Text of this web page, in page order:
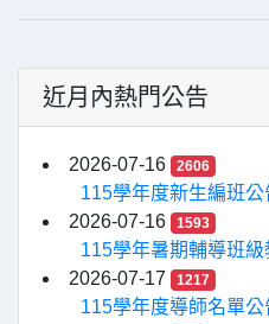
近月內熱門公告
2026-07-16 2606
115學年度新生編班
2026-07-16
1593
115學年暑期輔導班
2026-07-17
1217
115學年度導師名單公